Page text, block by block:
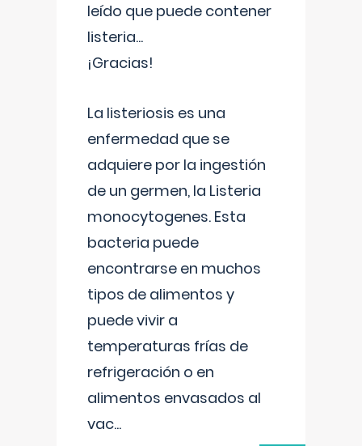
leído que puede contener
listeria...
¡Gracias!
La listeriosis es una
enfermedad que se
adquiere por la ingestión
de un germen, la Listeria
monocytogenes. Esta
bacteria puede
encontrarse en muchos
tipos de alimentos y
puede vivir a
temperaturas frías de
refrigeración o en
alimentos envasados al
vac...